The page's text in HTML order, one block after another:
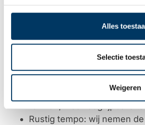
Alles
Selectie
Weigeren
van IT-ForYou?
Daarom is iedereen welkom bij
vragen over zijn of haar
verder kenmerkt:
geen
Rustig tempo: wij nemen